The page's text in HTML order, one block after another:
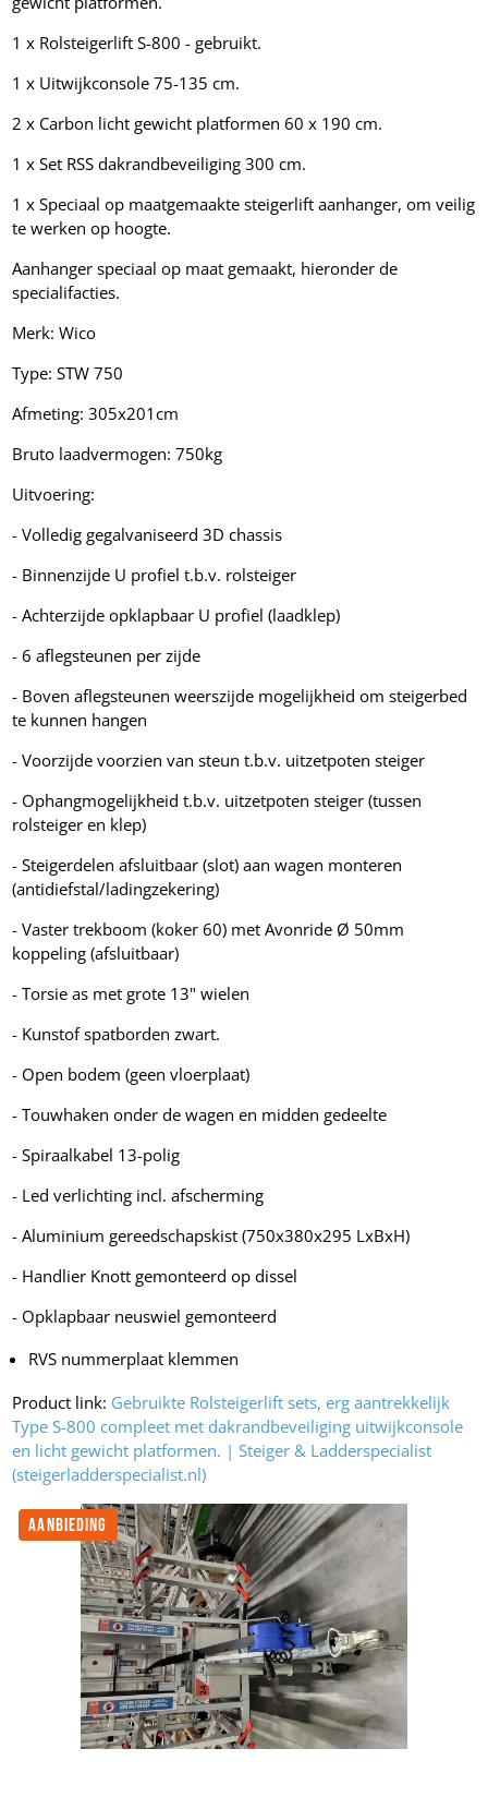
1 x Rolsteigerlift S-800 - gebruikt.
1 x Uitwijkconsole 75-135 cm.
2 x Carbon licht gewicht platformen 60 x 190 cm.
1 x Set RSS dakrandbeveiliging 300 cm.
1 x Speciaal op maatgemaakte steigerlift aanhanger, om veilig
te werken op hoogte.
Aanhanger speciaal op maat gemaakt, hieronder de
specialifacties.
Merk: Wico
Type: STW 750
Afmeting: 305x201cm
Bruto laadvermogen: 750kg
Uitvoering:
- Volledig gegalvaniseerd 3D chassis
- Binnenzijde U profiel t.b.v. rolsteiger
- Achterzijde opklapbaar U profiel (laadklep)
- 6 aflegsteunen per zijde
- Boven aflegsteunen weerszijde mogelijkheid om steigerbed
te kunnen hangen
- Voorzijde voorzien van steun t.b.v. uitzetpoten steiger
- Ophangmogelijkheid t.b.v. uitzetpoten steiger (tussen
rolsteiger en klep)
- Steigerdelen afsluitbaar (slot) aan wagen monteren
(antidiefstal/ladingzekering)
- Vaster trekboom (koker 60) met Avonride Ø 50mm
koppeling (afsluitbaar)
- Torsie as met grote 13" wielen
- Kunstof spatborden zwart.
- Open bodem (geen vloerplaat)
- Touwhaken onder de wagen en midden gedeelte
- Spiraalkabel 13-polig
- Led verlichting incl. afscherming
- Aluminium gereedschapskist (750x380x295 LxBxH)
- Handlier Knott gemonteerd op dissel
- Opklapbaar neuswiel gemonteerd
RVS nummerplaat klemmen
Product link: Gebruikte Rolsteigerlift sets, erg aantrekkelijk
Type S-800 compleet met dakrandbeveiliging uitwijkconsole
en licht gewicht platformen. | Steiger & Ladderspecialist
(steigerladderspecialist.nl)
AANBIEDING